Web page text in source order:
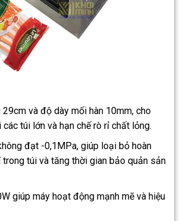
và độ dày mối hàn 10mm, cho
túi lớn và hạn chế rò rỉ chất lỏng.
đạt -0,1MPa, giúp loại bỏ hoàn
trong túi và tăng thời gian bảo quản sản
giúp máy hoạt động mạnh mẽ và hiệu